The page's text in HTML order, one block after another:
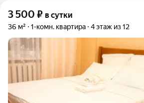
3 500 ₽ в сутки
36 м² 1-комн. квартира 4 этаж из 12